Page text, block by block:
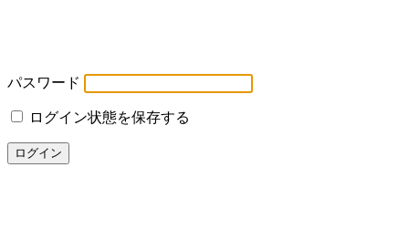
パスワード
ログイン状態を保存する